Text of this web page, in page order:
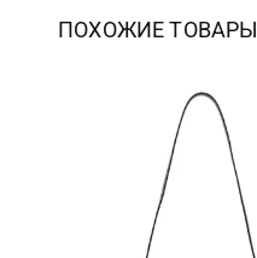
ПОХОЖИЕ ТОВАРЫ